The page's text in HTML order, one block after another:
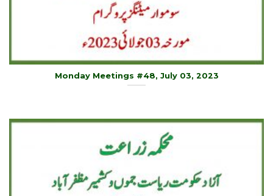
Monday Meetings #48, July 03, 2023